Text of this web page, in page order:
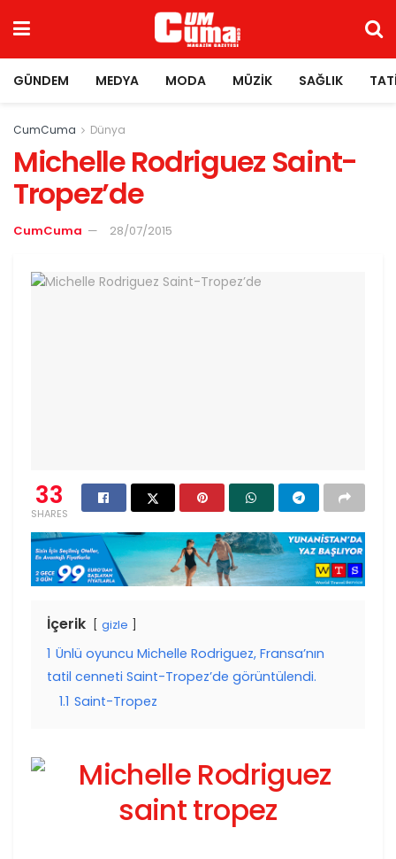
GÜNDEM MEDYA MODA MÜZIK SAĞLIK
CumCuma Dünya
Michelle Rodriguez Saint-
Tropez’de
CumCuma 28/07/2015
33
SHARES
İçerik gizle
1 Ünlü oyuncu Michelle Rodriguez, Fransa’nın
tatil cenneti Saint-Tropez’de görüntülendi.
1.1 Saint-Tropez